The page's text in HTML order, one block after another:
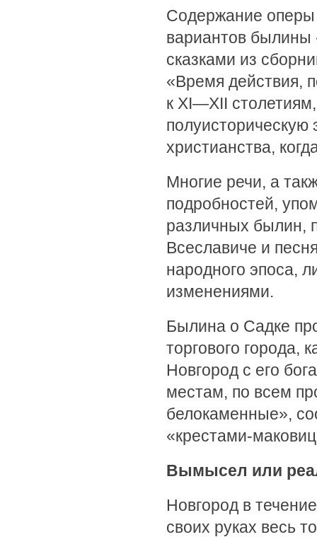
Содержание оперы
вариантов былины
сказками из
«Время действия,
к XI—XII
полуисторическую
христианства,
Многие речи, а
подробностей,
различных былин,
Всеславиче и
народного эпоса,
изменениями.
Былина о Садке
торгового города,
Новгород с его
местам, по всем
белокаменные»,
«крестами-
Вымысел или
Новгород в
своих руках весь